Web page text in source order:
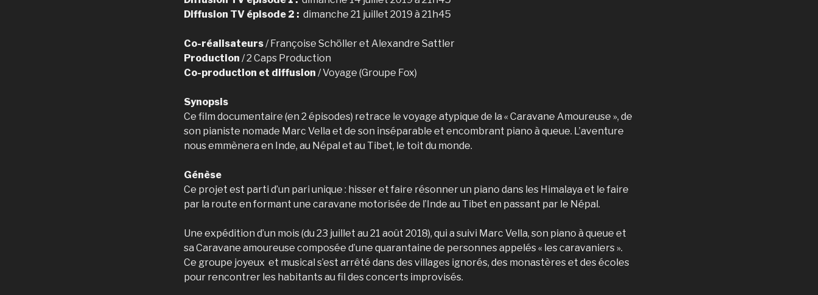
Diffusion TV épisode 2 : dimanche 21 juillet 2019 à 21h45
Co-réalisateurs / Françoise Schöller et Alexandre Sattler
Production / 2 Caps Production
Co-production et diffusion / Voyage (Groupe Fox)
Synopsis
Ce film documentaire (en 2 épisodes) retrace le voyage atypique de la « Caravane Amoureuse », de
son pianiste nomade Marc Vella et de son inséparable et encombrant piano à queue. L’aventure
nous emmènera en Inde, au Népal et au Tibet, le toit du monde.
Génèse
Ce projet est parti d’un pari unique : hisser et faire résonner un piano dans les Himalaya et le faire
par la route en formant une caravane motorisée de l’Inde au Tibet en passant par le Népal.
Une expédition d’un mois (du 23 juillet au 21 août 2018), qui a suivi Marc Vella, son piano à queue et
sa Caravane amoureuse composée d’une quarantaine de personnes appelés « les caravaniers ».
Ce groupe joyeux et musical s’est arrêté dans des villages ignorés, des monastères et des écoles
pour rencontrer les habitants au fil des concerts improvisés.